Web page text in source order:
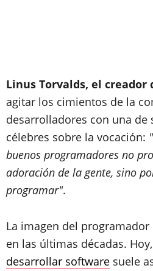
Linus Torvalds, el creador
agitar los cimientos de la
desarrolladores con una de
célebres sobre la vocación:
buenos programadores no
adoración de la gente, sino
programar".
La imagen del
en las últimas décadas. Hoy,
desarrollar software suele